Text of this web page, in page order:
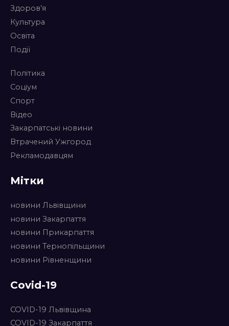
Здоров’я
Культура
Освіта
Події
Політика
Соціум
Спорт
Відео
Закарпатські новини
Втрачений Ужгород
Рекламодавцям
Мітки
новини Львівщини
новини Закарпаття
новини Прикарпаття
новини Тернопільщини
новини Рівненщини
Covid-19
COVID-19 Львівщина
COVID-19 Закарпаття